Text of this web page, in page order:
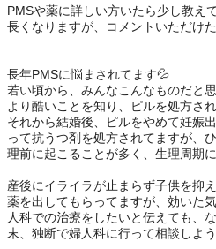
PMSや薬に詳しい方いたら少し教え
長くなりますが、コメントいただけ
長年PMSに悩まされてます💦
若い頃から、みんなこんなものだと
より酷いことを知り、ピルを処方さ
それから結婚後、ピルをやめて妊娠
って抗うつ剤を処方されてますが、
理前に起こることが多く、生理周期
産後にイライラが止まらず子供を抑
薬を出してもらってますが、効いた
人科での治療をしたいと伝えても、
末、独断で婦人科に行って相談しよう